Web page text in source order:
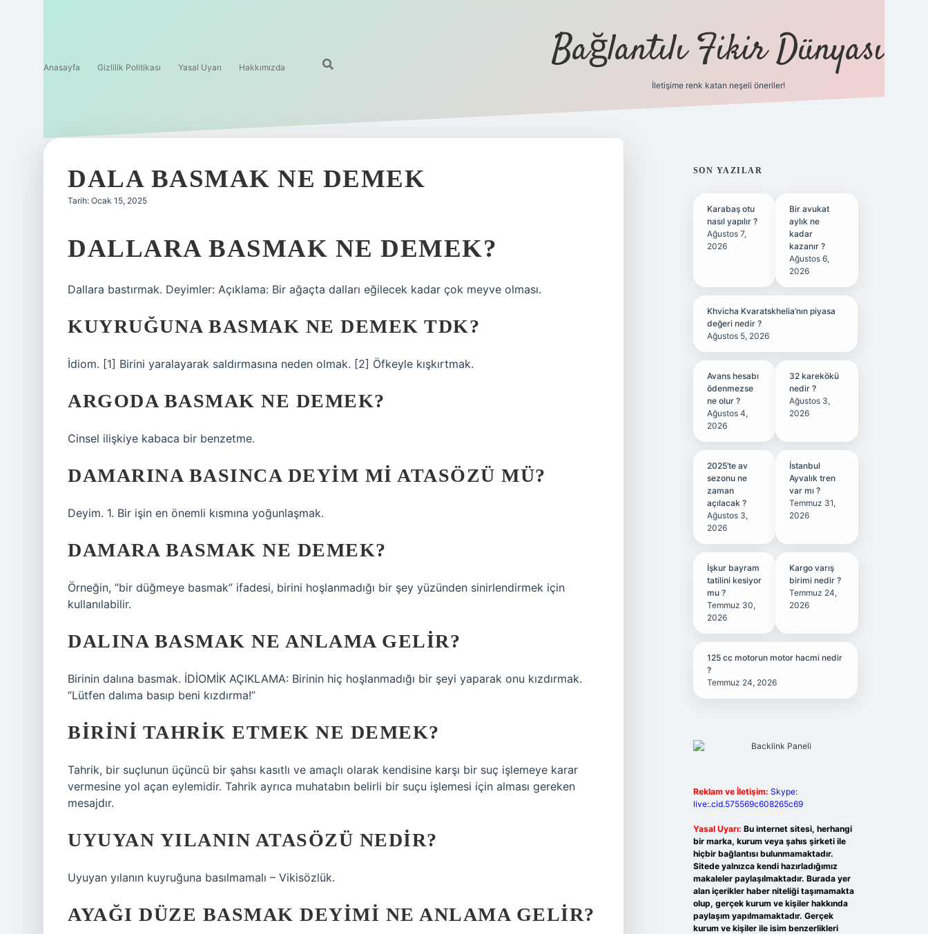
Anasayfa Gizlilik Politikası Yasal Uyarı Hakkımızda Bağlantılı Fikir Dünyası
İletişime renk katan neşeli öneriler!
DALA BASMAK NE DEMEK
Tarih: Ocak 15, 2025
DALLARA BASMAK NE DEMEK?
Dallara bastırmak. Deyimler: Açıklama: Bir ağaçta dalları eğilecek kadar çok meyve olması.
KUYRUĞUNA BASMAK NE DEMEK TDK?
İdiom. [1] Birini yaralayarak saldırmasına neden olmak. [2] Öfkeyle kışkırtmak.
ARGODA BASMAK NE DEMEK?
Cinsel ilişkiye kabaca bir benzetme.
DAMARINA BASINCA DEYIM MI ATASÖZÜ MÜ?
Deyim. 1. Bir işin en önemli kısmına yoğunlaşmak.
DAMARA BASMAK NE DEMEK?
Örneğin, “bir düğmeye basmak” ifadesi, birini hoşlanmadığı bir şey yüzünden sinirlendirmek için
kullanılabilir.
DALINA BASMAK NE ANLAMA GELIR?
Birinin dalına basmak. İDİOMİK AÇIKLAMA: Birinin hiç hoşlanmadığı bir şeyi yaparak onu kızdırmak.
“Lütfen dalıma basıp beni kızdırma!”
BIRINI TAHRIK ETMEK NE DEMEK?
Tahrik, bir suçlunun üçüncü bir şahsı kasıtlı ve amaçlı olarak kendisine karşı bir suç işlemeye karar
vermesine yol açan eylemidir. Tahrik ayrıca muhatabın belirli bir suçu işlemesi için alması gereken
mesajdır.
UYUYAN YILANIN ATASÖZÜ NEDIR?
Uyuyan yılanın kuyruğuna basılmamalı – Vikisözlük.
AYAĞI DÜZE BASMAK DEYIMI NE ANLAMA GELIR?
SIDEBAR
SON YAZILAR
Karabaş otu
nasıl yapılır ?
Ağustos 7,
2026
Bir avukat
aylık ne
kadar
kazanır ?
Ağustos 6,
2026
Khvicha Kvaratskhelia’nın piyasa
değeri nedir ?
Ağustos 5, 2026
Avans hesabı
ödenmezse
ne olur ?
Ağustos 4,
2026
32 karekökü
nedir ?
Ağustos 3,
2026
2025’te av
sezonu ne
zaman
açılacak ?
Ağustos 3,
2026
İstanbul
Ayvalık tren
var mı ?
Temmuz 31,
2026
İşkur bayram
tatilini kesiyor
mu ?
Temmuz 30,
2026
Kargo varış
birimi nedir ?
Temmuz 24,
2026
125 cc motorun motor hacmi nedir
?
Temmuz 24, 2026
Reklam ve İletişim: Skype:
live:.cid.575569c608265c69
Yasal Uyarı: Bu internet sitesi, herhangi
bir marka, kurum veya şahıs şirketi ile
hiçbir bağlantısı bulunmamaktadır.
Sitede yalnızca kendi hazırladığımız
makaleler paylaşılmaktadır. Burada yer
alan içerikler haber niteliği taşımamakta
olup, gerçek kurum ve kişiler hakkında
paylaşım yapılmamaktadır. Gerçek
kurum ve kişiler ile isim benzerlikleri